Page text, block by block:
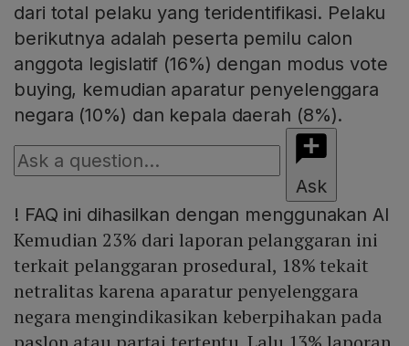
dari total pelaku yang teridentifikasi. Pelaku
berikutnya adalah peserta pemilu calon
anggota legislatif (16%) dengan modus vote
buying, kemudian aparatur penyelenggara
negara (10%) dan kepala daerah (8%).
Ask
! FAQ ini dihasilkan dengan menggunakan AI
Kemudian 23% dari laporan pelanggaran ini
terkait pelanggaran prosedural, 18% tekait
netralitas karena aparatur penyelenggara
negara mengindikasikan keberpihakan pada